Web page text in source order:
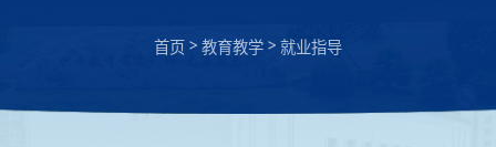
首页 > 教育教学 > 就业指导